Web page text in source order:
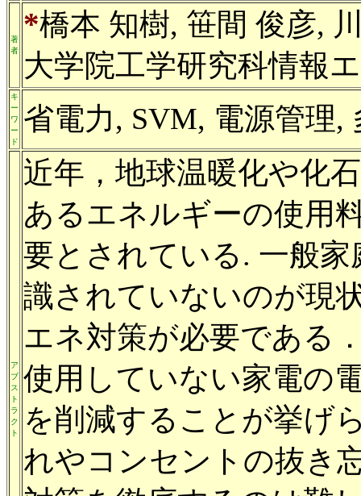
著
者
*橋本 知樹, 笹間 俊彦,
大学院工学研究科情報
キ
ー
ワ
ー
ド
省電力, SVM, 電源管理,
ア
ブ
ス
ト
ラ
ク
ト
近年，地球温暖化や化
あるエネルギーの使用
要とされている. 一般
識されていないのが現
エネ対策が必要である
使用していない家電の
を削減することが挙げ
れやコンセントの抜き